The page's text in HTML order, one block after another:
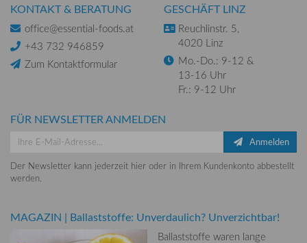
KONTAKT & BERATUNG
office@essential-foods.at
+43 732 946859
Zum Kontaktformular
GESCHÄFT LINZ
Reuchlinstr. 5,
4020 Linz
Mo.-Do.: 9-12 &
13-16 Uhr
Fr.: 9-12 Uhr
FÜR NEWSLETTER ANMELDEN
Anmelden
Der Newsletter kann jederzeit hier oder in Ihrem Kundenkonto abbestellt
werden.
MAGAZIN | Ballaststoffe: Unverdaulich? Unverzichtbar!
Ballaststoffe waren lange